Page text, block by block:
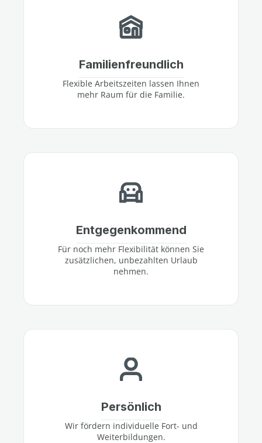
Familienfreundlich
Flexible Arbeitszeiten lassen Ihnen
mehr Raum für die Familie.
Entgegenkommend
Für noch mehr Flexibilität können Sie
zusätzlichen, unbezahlten Urlaub
nehmen.
Persönlich
Wir fördern individuelle Fort- und
Weiterbildungen.